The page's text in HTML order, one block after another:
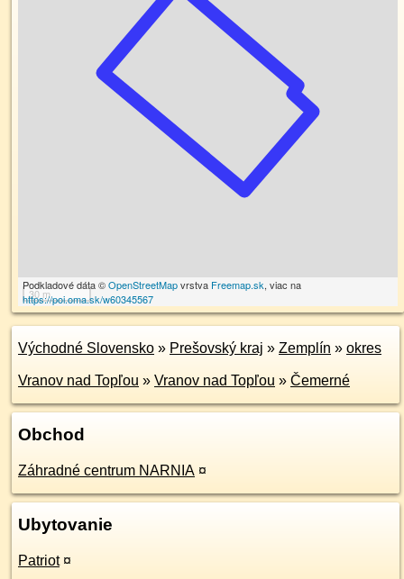
30 m
Podkladové dáta ©OpenStreetMapvrstva Freemap.sk, viac na
https://poi.oma.sk/w60345567
Východné Slovensko » Prešovský kraj » Zemplín » okres
Vranov nad Topľou » Vranov nad Topľou » Čemerné
Obchod
Záhradné centrum NARNIA ¤
Ubytovanie
Patriot ¤